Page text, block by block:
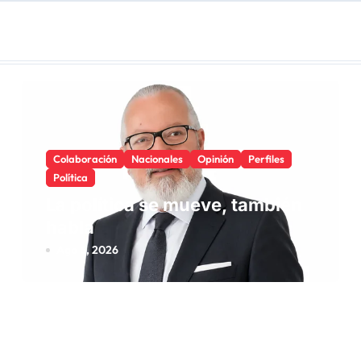
Colaboración Nacionales Opinión
Perfiles
Política
La política se mueve, también
habla
Ago 6, 2026